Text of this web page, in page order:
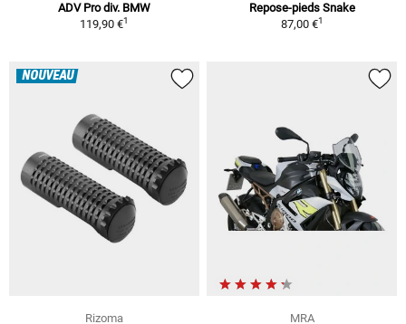
ADV Pro div. BMW
119,90 €1
Repose-pieds Snake
87,00 €1
NOUVEAU
Rizoma
MRA